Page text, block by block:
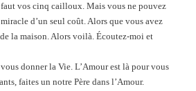
vos cinq cailloux. Mais vous ne pouvez
d’un seul coût. Alors que vous avez
de la maison. Alors voilà. Écoutez-moi et
donner la Vie. L’Amour est là pour vous
faites un notre Père dans l’Amour.